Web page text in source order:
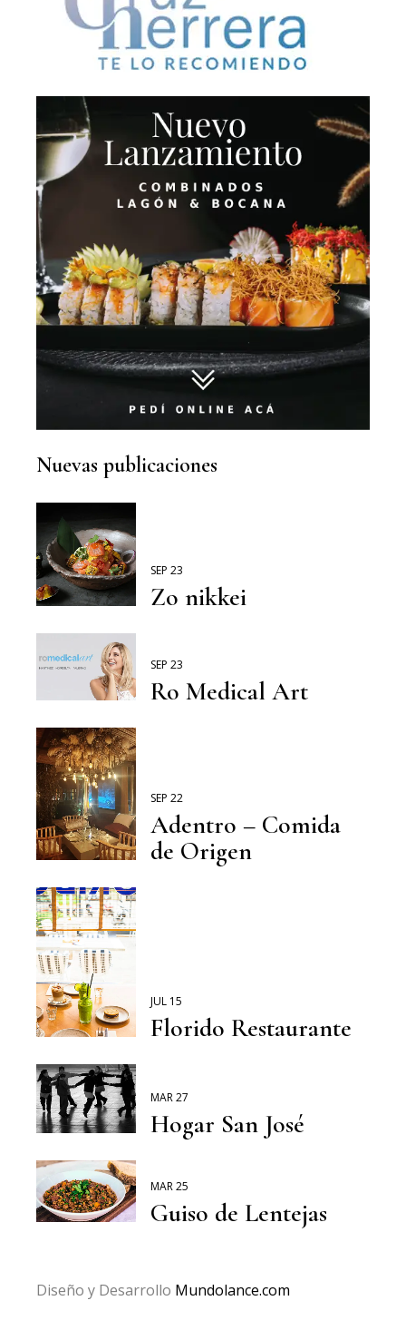
Nuevas publicaciones
SEP 23
Zo nikkei
SEP 23
Ro Medical Art
SEP 22
Adentro – Comida
de Origen
JUL 15
Florido Restaurante
MAR 27
Hogar San José
MAR 25
Guiso de Lentejas
Diseño y Desarrollo Mundolance.com